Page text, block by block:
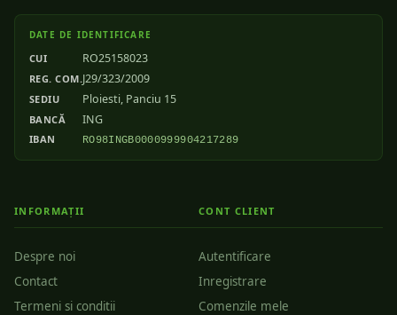
DATE DE IDENTIFICARE
CUI RO25158023
REG. COM.J29/323/2009
SEDIU Ploiesti, Panciu 15
BANCĂ ING
IBAN RO98INGB0000999904217289
INFORMAȚII
Despre noi
Contact
Termeni si conditii
CONT CLIENT
Autentificare
Inregistrare
Comenzile mele